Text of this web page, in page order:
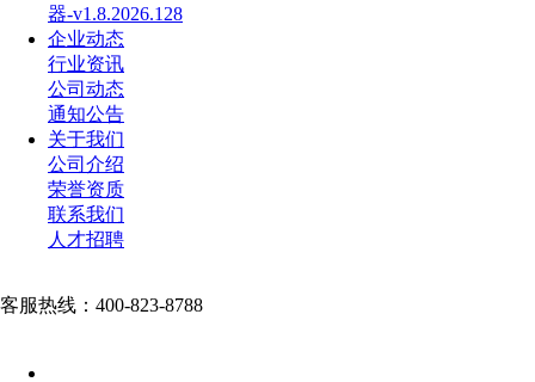
器-v1.8.2026.128
企业动态
行业资讯
公司动态
通知公告
关于我们
公司介绍
荣誉资质
联系我们
人才招聘
客服热线：400-823-8788